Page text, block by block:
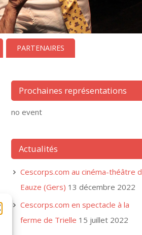
PARTENAIRES
Prochaines représentations
no event
Actualités
Cescorps.com au cinéma-théâtre
Eauze (Gers) 13 décembre 2022
Cescorps.com en spectacle à la
ferme de Trielle 15 juillet 2022